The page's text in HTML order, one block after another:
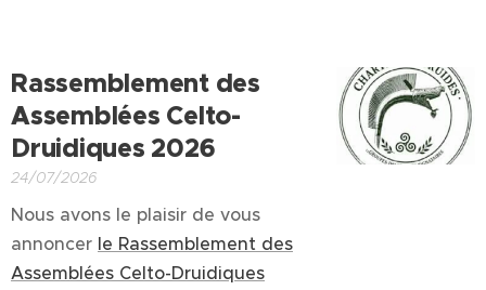
Rassemblement des
Assemblées Celto-
Druidiques 2026
24/07/2026
Nous avons le plaisir de vous
annoncer le Rassemblement des
Assemblées Celto-Druidiques